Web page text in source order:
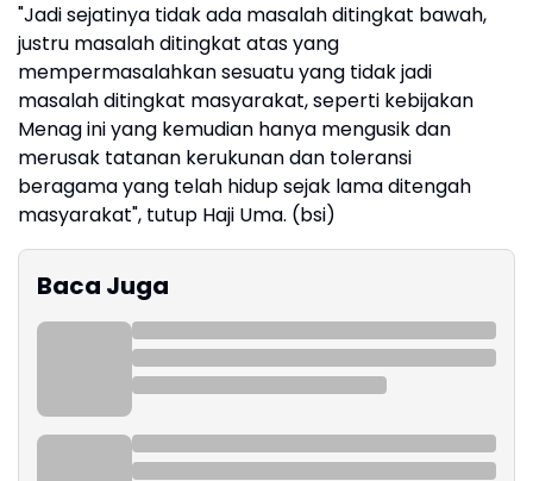
"Jadi sejatinya tidak ada masalah ditingkat bawah,
justru masalah ditingkat atas yang
mempermasalahkan sesuatu yang tidak jadi
masalah ditingkat masyarakat, seperti kebijakan
Menag ini yang kemudian hanya mengusik dan
merusak tatanan kerukunan dan toleransi
beragama yang telah hidup sejak lama ditengah
masyarakat", tutup Haji Uma. (bsi)
Baca Juga